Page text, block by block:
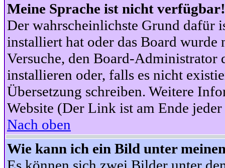
Meine Sprache ist nicht verfügbar!
Der wahrscheinlichste Grund dafür
installiert hat oder das Board wurde
Versuche, den Board-Administrator
installieren oder, falls es nicht
Übersetzung schreiben. Weitere
Website (Der Link ist am Ende jeder
Nach oben
Wie kann ich ein Bild unter